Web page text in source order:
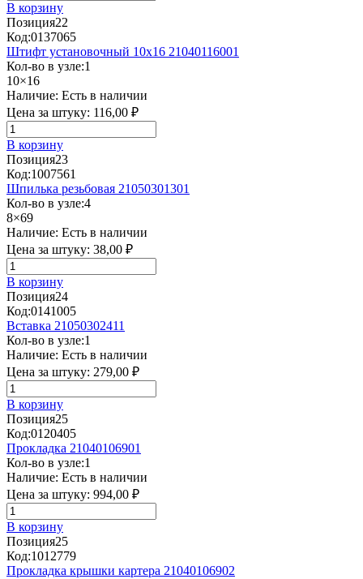
В корзину
Позиция22
Код:0137065
Штифт установочный 10x16 21040116001
Кол-во в узле:1
10×16
Наличие: Есть в наличии
Цена за штуку: 116,00 ₽
В корзину
Позиция23
Код:1007561
Шпилька резьбовая 21050301301
Кол-во в узле:4
8×69
Наличие: Есть в наличии
Цена за штуку: 38,00 ₽
В корзину
Позиция24
Код:0141005
Вставка 21050302411
Кол-во в узле:1
Наличие: Есть в наличии
Цена за штуку: 279,00 ₽
В корзину
Позиция25
Код:0120405
Прокладка 21040106901
Кол-во в узле:1
Наличие: Есть в наличии
Цена за штуку: 994,00 ₽
В корзину
Позиция25
Код:1012779
Прокладка крышки картера 21040106902